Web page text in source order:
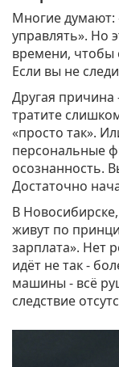
Многие думают:
управлять». Но
времени, чтобы
Если вы не
Другая причина
тратите
«просто так».
персональные
осознанность.
Достаточно
В
живут по
зарплата». Нет
идёт не так -
машины - всё
следствие